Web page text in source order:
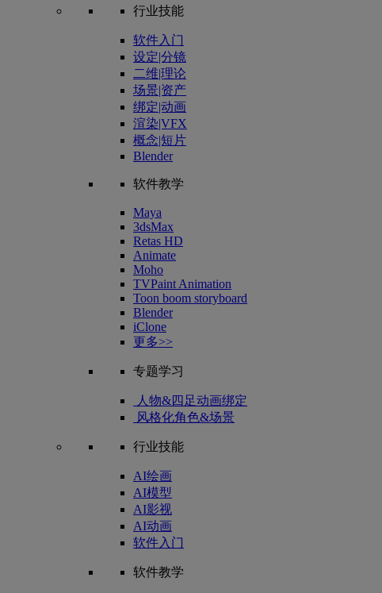
行业技能
软件入门
设定|分镜
二维|理论
场景|资产
绑定|动画
渲染|VFX
概念|短片
Blender
软件教学
Maya
3dsMax
Retas HD
Animate
Moho
TVPaint Animation
Toon boom storyboard
Blender
iClone
更多>>
专题学习
人物&四足动画绑定
风格化角色&场景
行业技能
AI绘画
AI模型
AI影视
AI动画
软件入门
软件教学